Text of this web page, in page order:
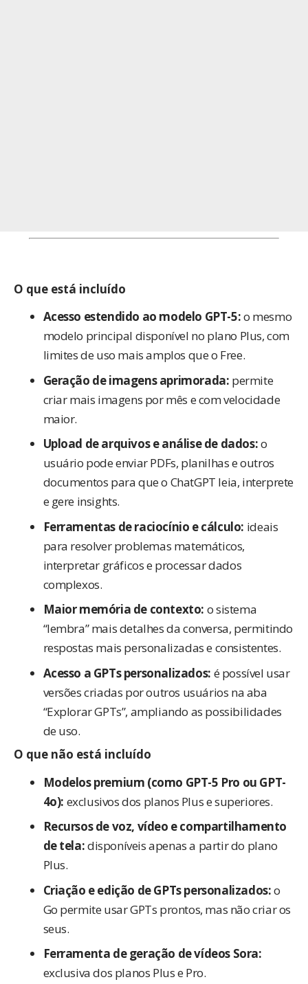
O que está incluído
Acesso estendido ao modelo GPT-5:o mesmo
modelo principal disponível no plano Plus, com
limites de uso mais amplos que o Free.
Geração de imagens aprimorada: permite
criar mais imagens por mês e com velocidade
maior.
Upload de arquivos e análise de dados:o
usuário pode enviar PDFs, planilhas e outros
documentos para que o ChatGPT leia, interprete
e gere insights.
Ferramentas de raciocínio e cálculo: ideais
para resolver problemas matemáticos,
interpretar gráficos e processar dados
complexos.
Maior memória de contexto: o sistema
“lembra” mais detalhes da conversa, permitindo
respostas mais personalizadas e consistentes.
Acesso a GPTs personalizados: é possível usar
versões criadas por outros usuários na aba
“Explorar GPTs”, ampliando as possibilidades
de uso.
O que não está incluído
Modelos premium (como GPT-5 Pro ou GPT-
4o): exclusivos dos planos Plus e superiores.
Recursos de voz, vídeo e compartilhamento
de tela:disponíveis apenas a partir do plano
Plus.
Criação e edição de GPTs personalizados:o
Go permite usar GPTs prontos, mas não criar os
seus.
Ferramenta de geração de vídeos Sora:
exclusiva dos planos Plus e Pro.